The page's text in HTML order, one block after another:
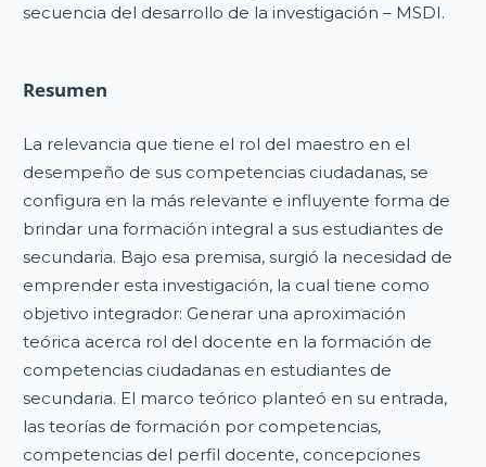
secuencia del desarrollo de la investigación – MSDI.
Resumen
La relevancia que tiene el rol del maestro en el
desempeño de sus competencias ciudadanas, se
configura en la más relevante e influyente forma de
brindar una formación integral a sus estudiantes de
secundaria. Bajo esa premisa, surgió la necesidad de
emprender esta investigación, la cual tiene como
objetivo integrador: Generar una aproximación
teórica acerca rol del docente en la formación de
competencias ciudadanas en estudiantes de
secundaria. El marco teórico planteó en su entrada,
las teorías de formación por competencias,
competencias del perfil docente, concepciones